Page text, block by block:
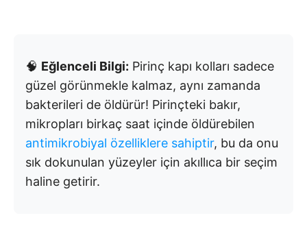
🧠 Eğlenceli Bilgi: Pirinç kapı kolları sadece
güzel görünmekle kalmaz, aynı zamanda
bakterileri de öldürür! Pirinçteki bakır,
mikropları birkaç saat içinde öldürebilen
antimikrobiyal özelliklere sahiptir, bu da onu
sık dokunulan yüzeyler için akıllıca bir seçim
haline getirir.